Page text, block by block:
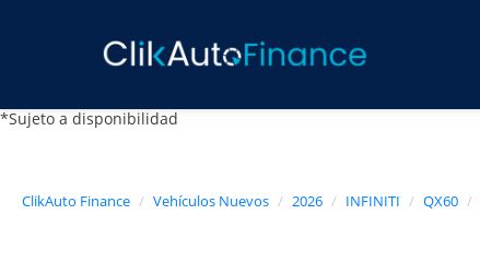
*Sujeto a disponibilidad
ClikAuto Finance Vehículos Nuevos 2026 INFINITI QX60